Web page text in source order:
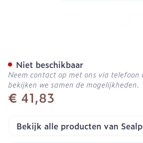
€ 41,83
Niet beschikbaar
Neem contact op met ons via
bekijken we samen de mogelijkheden.
Bekijk alle producten van